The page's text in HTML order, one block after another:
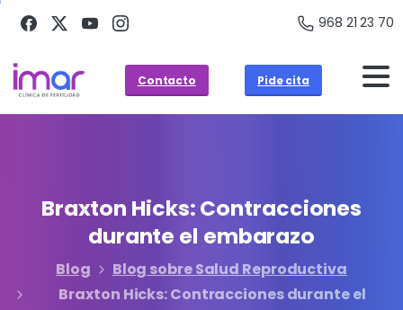
968 21 23 70
Contacto Pide cita
Braxton Hicks:Contracciones
durante el embarazo
Blog
Blog sobre Salud Reproductiva
Braxton Hicks: Contracciones durante el